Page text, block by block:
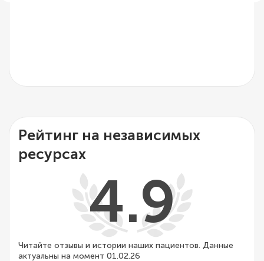
Рейтинг на независимых
ресурсах
4.9
Читайте отзывы и истории наших пациентов. Данные
актуальны на момент 01.02.26